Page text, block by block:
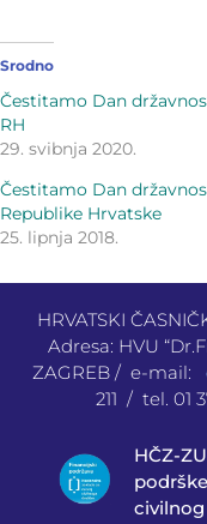
Srodno
Čestitamo Dan
RH
29. svibnja 2020.
Čestitamo Dan
Republike Hrvatske
25. lipnja 2018.
HRVATSKI
Adresa: HVU
ZAGREB / e-mail:
211 / tel. 01
HČZ-